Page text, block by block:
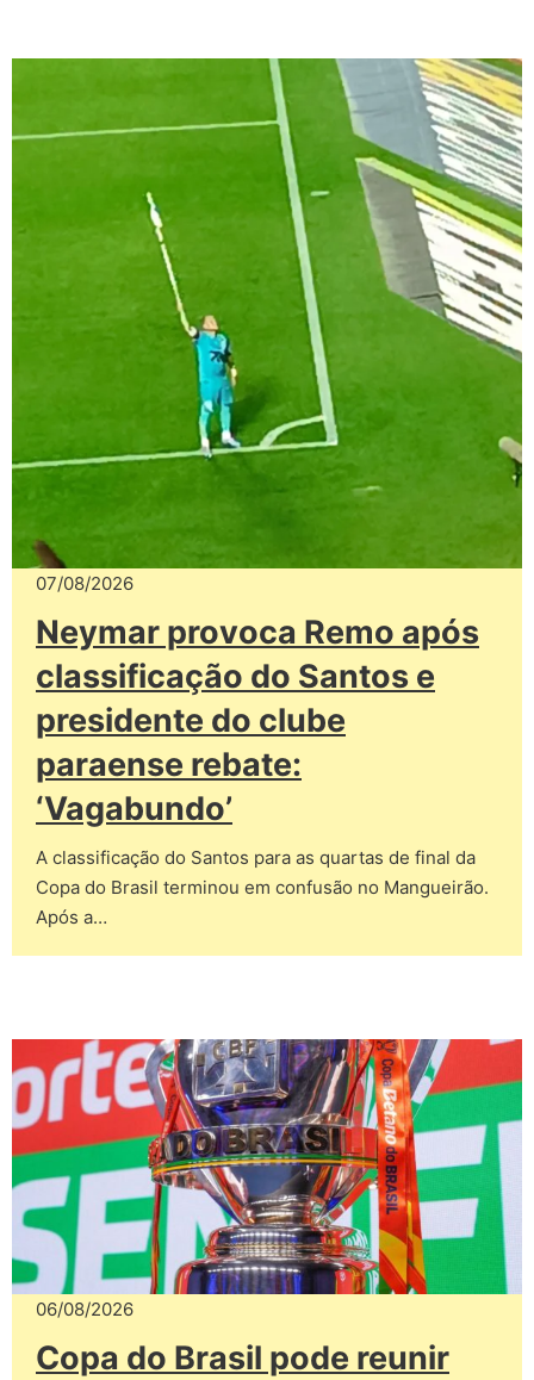
07/08/2026
Neymar provoca Remo após
classificação do Santos e
presidente do clube
paraense rebate:
‘Vagabundo’
A classificação do Santos para as quartas de final da
Copa do Brasil terminou em confusão no Mangueirão.
Após a…
06/08/2026
Copa do Brasil pode reunir